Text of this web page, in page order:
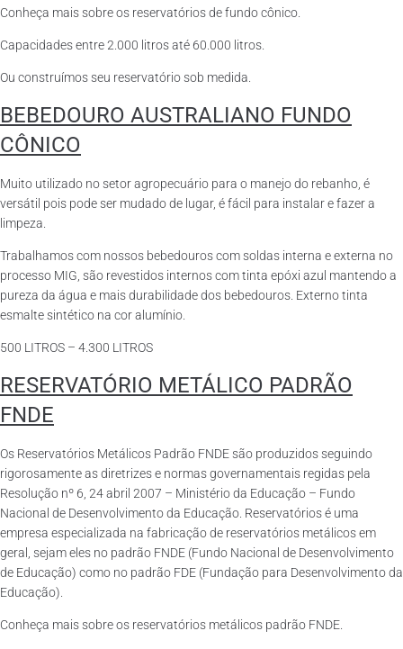
Conheça mais sobre os reservatórios de fundo cônico.
Capacidades entre 2.000 litros até 60.000 litros.
Ou construímos seu reservatório sob medida.
BEBEDOURO AUSTRALIANO FUNDO
CÔNICO
Muito utilizado no setor agropecuário para o manejo do rebanho, é
versátil pois pode ser mudado de lugar, é fácil para instalar e fazer a
limpeza.
Trabalhamos com nossos bebedouros com soldas interna e externa no
processo MIG, são revestidos internos com tinta epóxi azul mantendo a
pureza da água e mais durabilidade dos bebedouros. Externo tinta
esmalte sintético na cor alumínio.
500 LITROS – 4.300 LITROS
RESERVATÓRIO METÁLICO PADRÃO
FNDE
Os Reservatórios Metálicos Padrão FNDE são produzidos seguindo
rigorosamente as diretrizes e normas governamentais regidas pela
Resolução nº 6, 24 abril 2007 – Ministério da Educação – Fundo
Nacional de Desenvolvimento da Educação. Reservatórios é uma
empresa especializada na fabricação de reservatórios metálicos em
geral, sejam eles no padrão FNDE (Fundo Nacional de Desenvolvimento
de Educação) como no padrão FDE (Fundação para Desenvolvimento da
Educação).
Conheça mais sobre os reservatórios metálicos padrão FNDE.